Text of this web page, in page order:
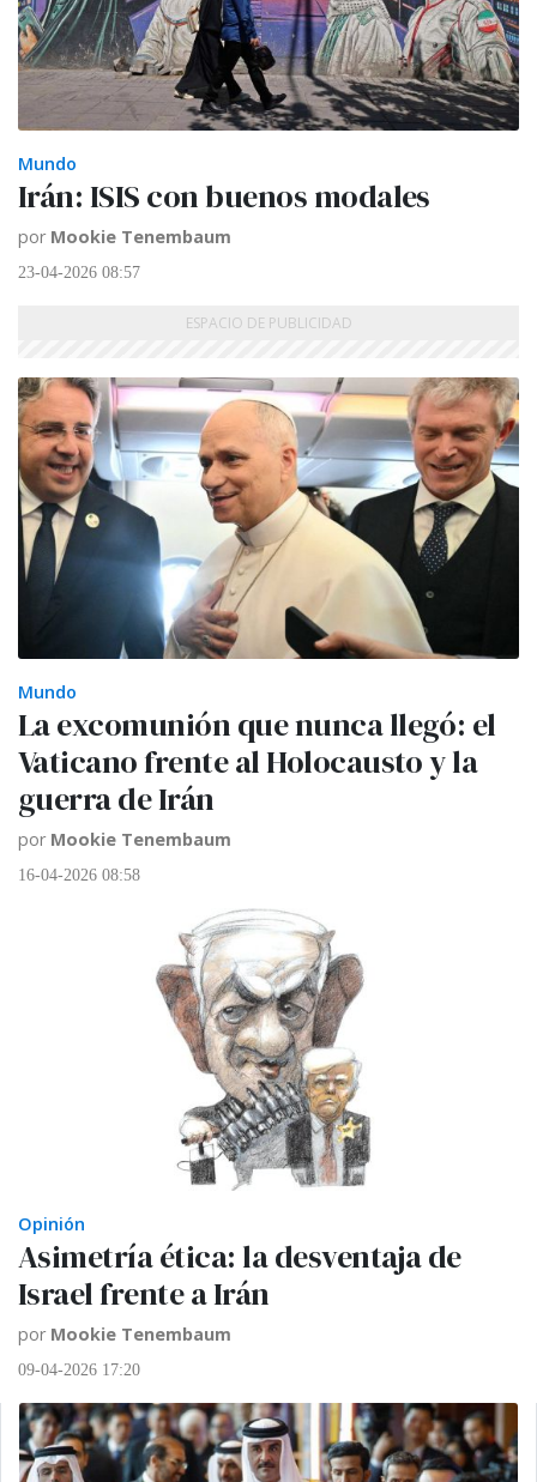
Mundo
Irán: ISIS con buenos modales
por Mookie Tenembaum
23-04-2026 08:57
Mundo
La excomunión que nunca llegó: el
Vaticano frente al Holocausto y la
guerra de Irán
por Mookie Tenembaum
16-04-2026 08:58
Opinión
Asimetría ética: la desventaja de
Israel frente a Irán
por Mookie Tenembaum
09-04-2026 17:20